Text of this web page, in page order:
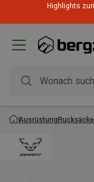
Highlights
Ausrüstung